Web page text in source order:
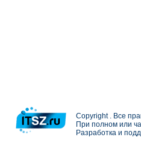
Copyright . Все
При полном или
Разработка и